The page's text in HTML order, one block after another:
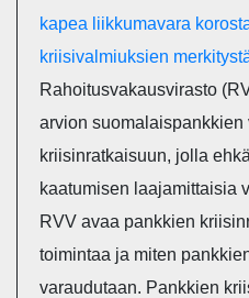
Rahoitusvakausvirasto
arvion suomalaispankkien
kriisinratkaisuun, jolla
kaatumisen laajamittaisia
RVV avaa pankkien
toimintaa ja miten
varaudutaan. Pankkien